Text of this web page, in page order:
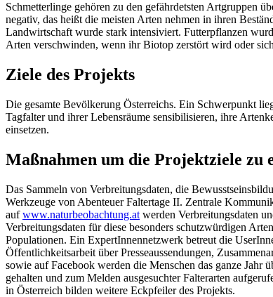
Schmetterlinge gehören zu den gefährdetsten Artgruppen
negativ, das heißt die meisten Arten nehmen in ihren
Landwirtschaft wurde stark intensiviert. Futterpflanzen
Arten verschwinden, wenn ihr Biotop zerstört wird oder
Ziele des Projekts
Die gesamte Bevölkerung Österreichs. Ein Schwerpunkt
Tagfalter und ihrer Lebensräume sensibilisieren, ihre
einsetzen.
Maßnahmen um die Projektziele zu
Das Sammeln von Verbreitungsdaten, die
Werkzeuge von Abenteuer Faltertage II. Zentrale
aufwww.naturbeobachtung.at werden Verbreitungsdaten
Verbreitungsdaten für diese besonders schutzwürdigen
Populationen. Ein ExpertInnennetzwerk betreut die
Öffentlichkeitsarbeit über Presseaussendungen,
sowie auf Facebook werden die Menschen das ganze
gehalten und zum Melden ausgesuchter Falterarten
in Österreich bilden weitere Eckpfeiler des Projekts.